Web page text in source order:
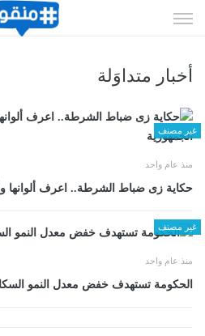
الى
أخبار متداوَلة
غير مصنف
منذ عام واحد
حكاية زى ضباط الشرطة.. اعرف ألوانها
غير مصنف
منذ عام واحد
الحكومة تستهدف خفض معدل النمو السكانى إلى 1.4%